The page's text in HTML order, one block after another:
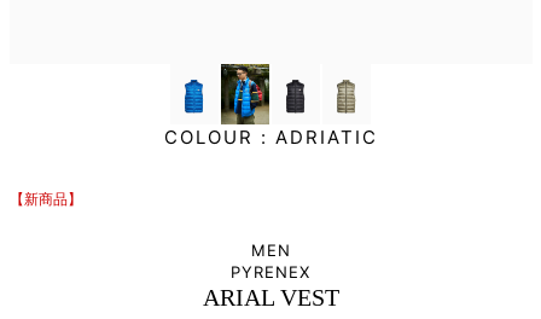
COLOUR : ADRIATIC
【新商品】
MEN
PYRENEX
ARIAL VEST